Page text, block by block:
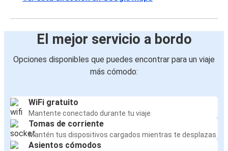
El mejor servicio a bordo
Opciones disponibles que puedes encontrar para un viaje
más cómodo:
WiFi gratuito
Mantente conectado durante tu viaje
Tomas de corriente
Mantén tus dispositivos cargados mientras te desplazas
Asientos cómodos